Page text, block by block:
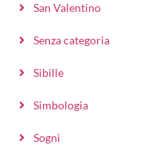
San Valentino
Senza categoria
Sibille
Simbologia
Sogni